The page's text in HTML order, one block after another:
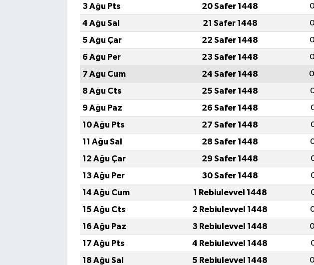
3 Ağu Pts
20 Safer 1448
4 Ağu Sal
21 Safer 1448
5 Ağu Çar
22 Safer 1448
6 Ağu Per
23 Safer 1448
7 Ağu Cum
24 Safer 1448
8 Ağu Cts
25 Safer 1448
9 Ağu Paz
26 Safer 1448
10 Ağu Pts
27 Safer 1448
11 Ağu Sal
28 Safer 1448
12 Ağu Çar
29 Safer 1448
13 Ağu Per
30 Safer 1448
14 Ağu Cum
1 Rebiulevvel 1448
15 Ağu Cts
2 Rebiulevvel 1448
16 Ağu Paz
3 Rebiulevvel 1448
17 Ağu Pts
4 Rebiulevvel 1448
18 Ağu Sal
5 Rebiulevvel 1448